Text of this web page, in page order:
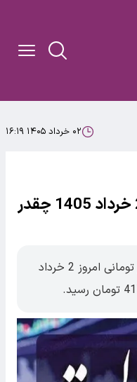
۰۲ خرداد ۱۴۰۵ ۱۶:۱۹
ارزش سهام عدالت امروز 2 خرداد 1405 چقدر
ارزش سهام عدالت 532 هزار تومانی امروز 2 خرداد